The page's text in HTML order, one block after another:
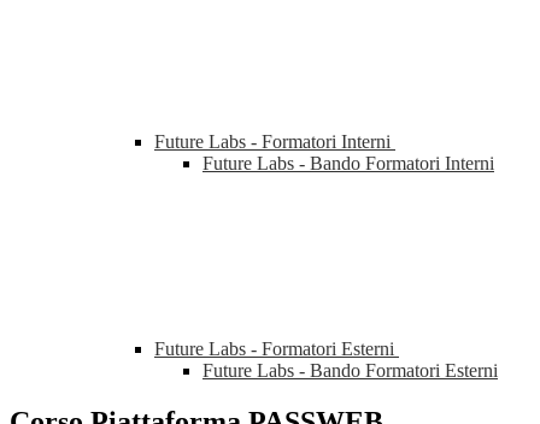
Future Labs - Formatori Interni
Future Labs - Bando Formatori Interni
Future Labs - Formatori Esterni
Future Labs - Bando Formatori Esterni